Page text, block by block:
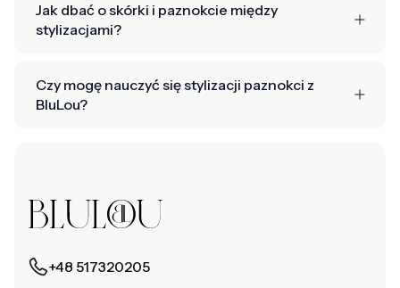
Jak dbać o skórki i paznokcie między
stylizacjami?
Czy mogę nauczyć się stylizacji paznokci z
BluLou?
+48 517320205